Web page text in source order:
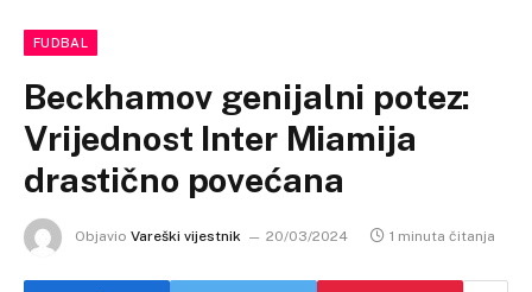
FUDBAL
Beckhamov genijalni potez:
Vrijednost Inter Miamija
drastično povećana
Objavio Vareški vijestnik 20/03/2024 1 minuta čitanja